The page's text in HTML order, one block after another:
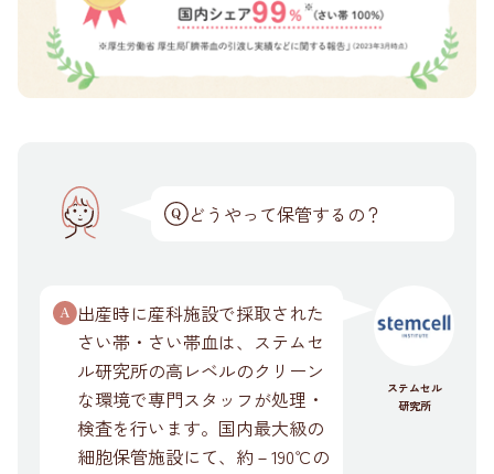
どうやって保管するの？
ステムセル
研究所
出産時に産科施設で採取された
さい帯・さい帯血は、ステムセ
ル研究所の高レベルのクリーン
な環境で専門スタッフが処理・
検査を行います。国内最大級の
細胞保管施設にて、約－190℃の